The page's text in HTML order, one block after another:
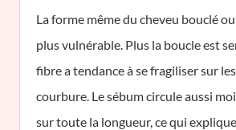
La forme même du cheveu bouclé
plus vulnérable. Plus la boucle est
fibre a tendance à se fragiliser sur
courbure. Le sébum circule aussi
sur toute la longueur, ce qui